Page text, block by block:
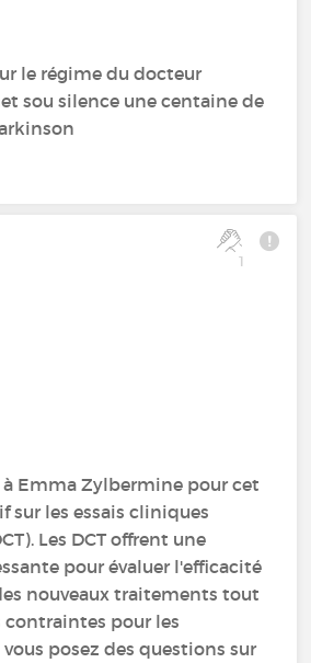
le régime du docteur
sou silence une centaine de
1
Emma Zylbermine pour cet
sur les essais cliniques
Les DCT offrent une
pour évaluer l'efficacité
nouveaux traitements tout
contraintes pour les
posez des questions sur